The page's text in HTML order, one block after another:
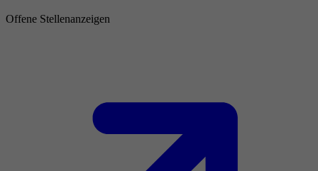
Offene Stellenanzeigen